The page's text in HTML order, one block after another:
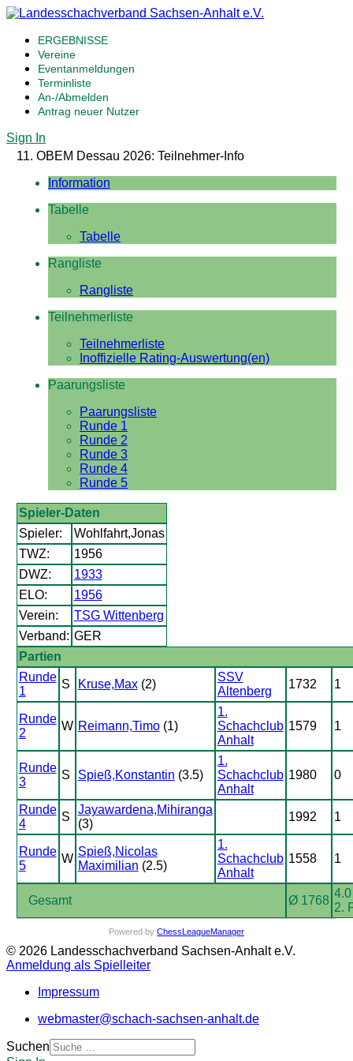
ERGEBNISSE
Vereine
Eventanmeldungen
Terminliste
An-/Abmelden
Antrag neuer Nutzer
Sign In
11. OBEM Dessau 2026: Teilnehmer-Info
Information
Tabelle
Tabelle
Rangliste
Rangliste
Teilnehmerliste
Teilnehmerliste
Inoffizielle Rating-Auswertung(en)
Paarungsliste
Paarungsliste
Runde 1
Runde 2
Runde 3
Runde 4
Runde 5
Spieler-Daten
Spieler:
Wohlfahrt,Jonas
TWZ:
1956
DWZ:
1933
ELO:
1956
Verein:
TSG Wittenberg
Verband: GER
Partien
Runde
1
S Kruse,Max(2)
SSV
Altenberg
1732 1
Runde
2
W Reimann,Timo(1)
1.
Schachclub
Anhalt
1579 1
Runde
3
S Spieß,Konstantin (3.5)
1.
Schachclub
Anhalt
1980 0
Runde
4
S
Jayawardena,Mihiranga
(3)
1992 1
Runde
5
W
Spieß,Nicolas
Maximilian (2.5)
1.
Schachclub
Anhalt
1558 1
Gesamt Ø 1768
2.
Powered by ChessLeagueManager
© 2026 Landesschachverband Sachsen-Anhalt e.V.
Anmeldung als Spielleiter
Impressum
webmaster@schach-sachsen-anhalt.de
Suchen